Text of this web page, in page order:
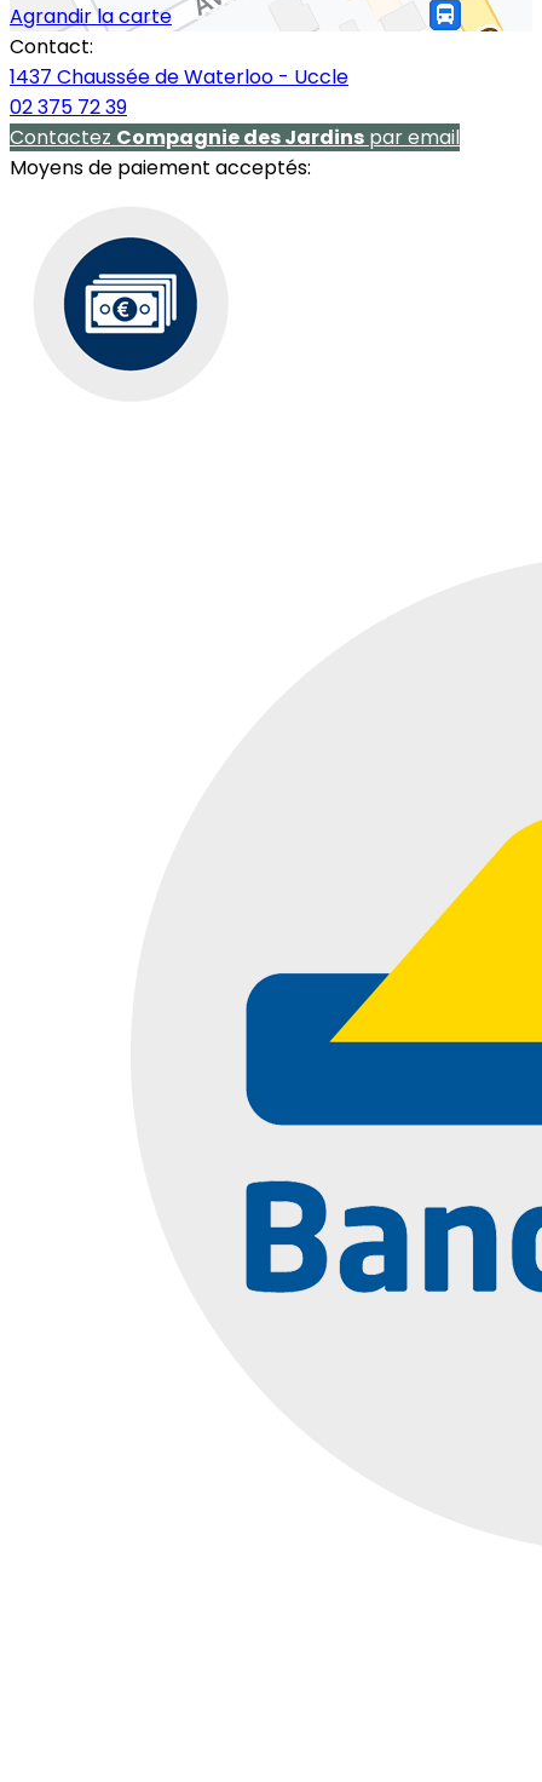
Agrandir la carte
Contact:
1437 Chaussée de Waterloo - Uccle
02 375 72 39
Contactez Compagnie des Jardins par email
Moyens de paiement acceptés: